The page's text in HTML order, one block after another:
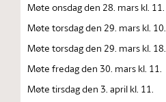
Møte onsdag den 28. mars kl. 11.
Møte torsdag den 29. mars kl. 10.
Møte torsdag den 29. mars kl. 18.
Møte fredag den 30. mars kl. 11.
Møte tirsdag den 3. april kl. 11.